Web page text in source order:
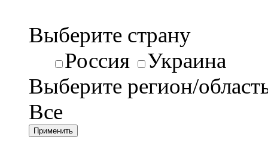
Выберите страну
Россия
Украина
Выберите регион/
Все